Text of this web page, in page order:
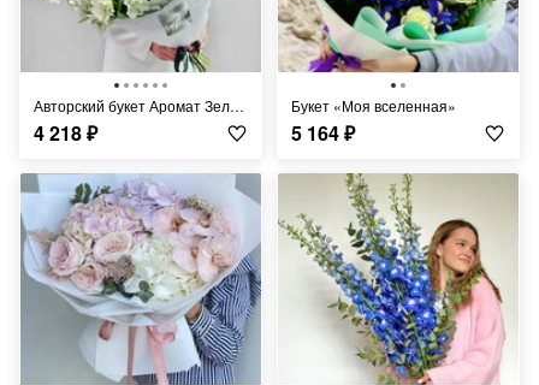
Авторский букет Аромат Зелёного лета
4 218₽
Букет «Моя вселенная»
5 164₽